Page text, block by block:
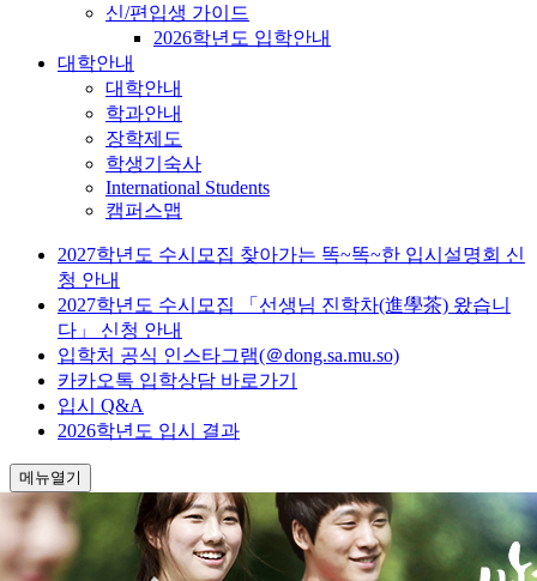
신/편입생 가이드
2026학년도 입학안내
대학안내
대학안내
학과안내
장학제도
학생기숙사
International Students
캠퍼스맵
2027학년도 수시모집 찾아가는 똑~똑~한 입시설명회 신
청 안내
2027학년도 수시모집 「선생님 진학차(進學茶) 왔습니
다」 신청 안내
입학처 공식 인스타그램(＠dong.sa.mu.so)
카카오톡 입학상담 바로가기
입시 Q&A
2026학년도 입시 결과
메뉴열기